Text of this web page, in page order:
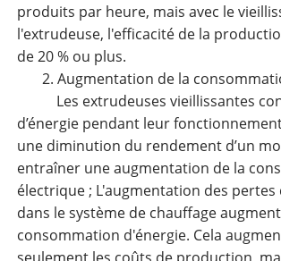
produits par heure, mais avec le
l'extrudeuse, l'efficacité de la
de 20 % ou plus.
2. Augmentation de la
Les extrudeuses vieillissantes
d’énergie pendant leur
une diminution du rendement d’un
entraîner une augmentation de la
électrique ; L'augmentation des pertes
dans le système de chauffage
consommation d'énergie. Cela